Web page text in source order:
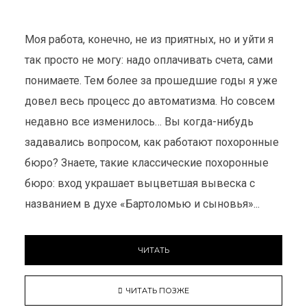
Моя работа, конечно, не из приятных, но и уйти я
так просто не могу: надо оплачивать счета, сами
понимаете. Тем более за прошедшие годы я уже
довел весь процесс до автоматизма. Но совсем
недавно все изменилось… Вы когда-нибудь
задавались вопросом, как работают похоронные
бюро? Знаете, такие классические похоронные
бюро: вход украшает выцветшая вывеска с
названием в духе «Бартоломью и сыновья»...
ЧИТАТЬ
ЧИТАТЬ ПОЗЖЕ